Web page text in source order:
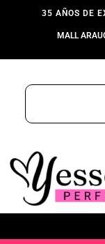
35 AÑOS DE
MALL